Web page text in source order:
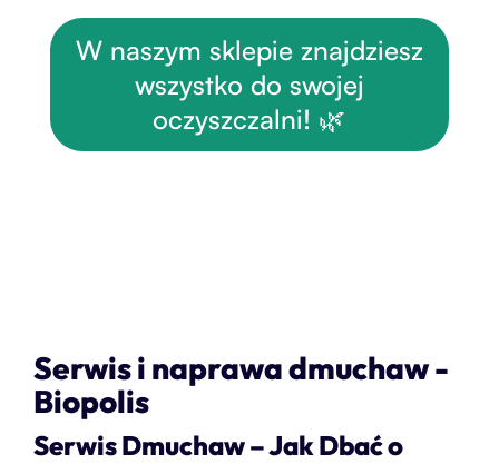
W naszym sklepie znajdziesz
wszystko do swojej
oczyszczalni! 🌿
Serwis i naprawa dmuchaw -
Biopolis
Serwis Dmuchaw – Jak Dbać o